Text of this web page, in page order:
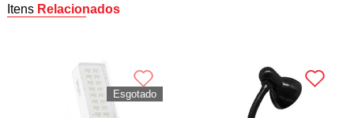
Itens Relacionados